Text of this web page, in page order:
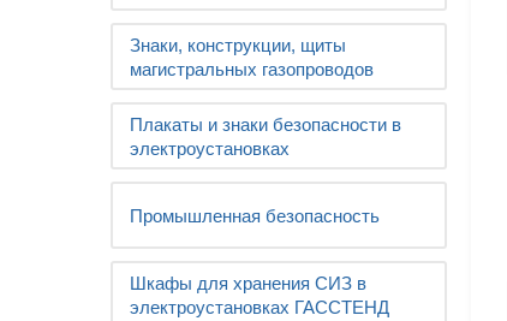
Знаки, конструкции, щиты
магистральных газопроводов
Плакаты и знаки безопасности в
электроустановках
Промышленная безопасность
Шкафы для хранения СИЗ в
электроустановках ГАССТЕНД